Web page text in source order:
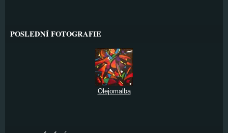
POSLEDNÍ FOTOGRAFIE
Olejomalba